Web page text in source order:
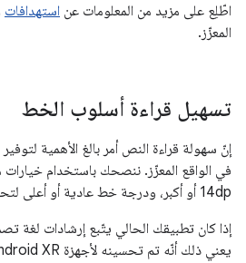
اطّلِع على مزيد من المعلومات عن استهدافات
المعزّز.
تسهيل قراءة أسلوب الخط
إنّ سهولة قراءة النص أمر بالغ الأهمية
في الواقع المعزّز. ننصحك باستخدام
14dp أو أكبر، ودرجة خط عادية أو أعلى لتحسين سهولة القراءة.